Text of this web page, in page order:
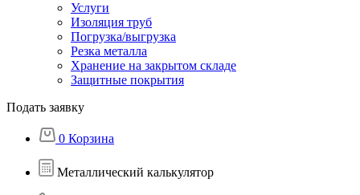
Услуги
Изоляция труб
Погрузка/выгрузка
Резка металла
Хранение на закрытом складе
Защитные покрытия
Подать заявку
0 Корзина
Металлический калькулятор